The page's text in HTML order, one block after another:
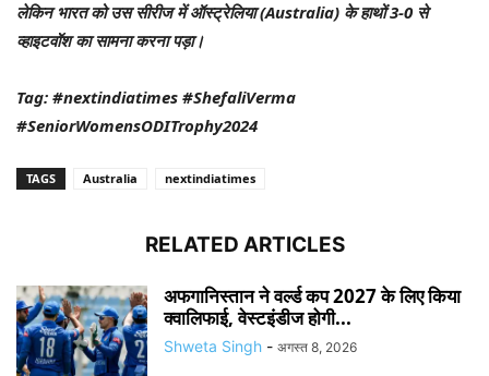
लेकिन भारत को उस सीरीज में ऑस्ट्रेलिया (Australia) के हाथों 3-0 से
व्हाइटवॉश का सामना करना पड़ा।
Tag: #nextindiatimes #ShefaliVerma
#SeniorWomensODITrophy2024
TAGS Australia nextindiatimes
RELATED ARTICLES
अफगानिस्तान ने वर्ल्ड कप 2027 के लिए किया
क्वालिफाई, वेस्टइंडीज होगी...
Shweta Singh - अगस्त 8, 2026